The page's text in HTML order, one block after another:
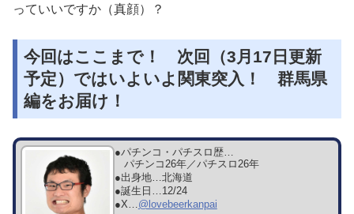
っていいですか（真顔）？
今回はここまで！ 次回（3月17日更新
予定）ではいよいよ関東突入！ 群馬県
編をお届け！
●パチンコ・パチスロ歴…
パチンコ26年／パチスロ26年
●出身地…北海道
●誕生日…12/24
●X…@lovebeerkanpai